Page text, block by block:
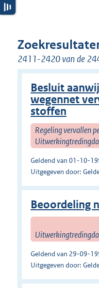
2411-2420 van de
Besluit
wegennet
stoffen
Regeling vervallen
Geldend van 01-10-
Uitgegeven door:
Beoordeling
Geldend van 29-09-
Uitgegeven door: